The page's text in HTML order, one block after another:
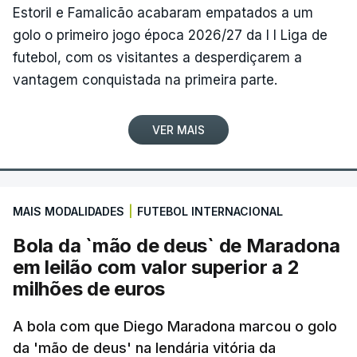
Estoril e Famalicão acabaram empatados a um
golo o primeiro jogo época 2026/27 da I I Liga de
futebol, com os visitantes a desperdiçarem a
vantagem conquistada na primeira parte.
VER MAIS
MAIS MODALIDADES FUTEBOL INTERNACIONAL
Bola da `mão de deus` de Maradona
em leilão com valor superior a 2
milhões de euros
A bola com que Diego Maradona marcou o golo
da 'mão de deus' na lendária vitória da